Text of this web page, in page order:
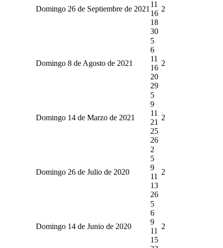
Domingo 26 de Septiembre de 2021
11
16
18
30
2
Domingo 8 de Agosto de 2021
5
6
11
16
20
29
2
Domingo 14 de Marzo de 2021
5
9
11
21
25
26
2
Domingo 26 de Julio de 2020
2
5
9
11
13
26
2
Domingo 14 de Junio de 2020
5
6
9
11
15
2